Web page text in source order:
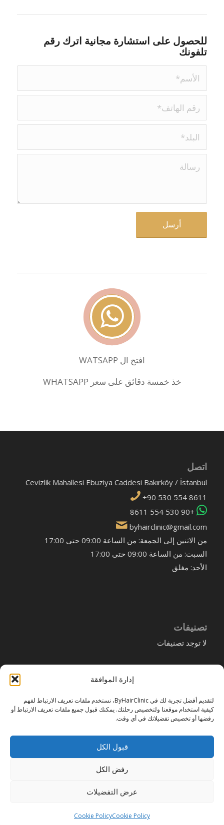
إدارة الموافقة
لتقديم أفضل تجربة لك في ByHairClinic، نستخدم ملفات تعريف الارتباط لفهم
كيفية استخدام موقعنا ولتخصيص رحلتك. يمكنك قبول جميع ملفات تعريف الارتباط أو
رفضها أو تخصيص تفضيلاتك في أي وقت.
قبول الكل
رفض الكل
عرض التفضيلات
Cookie Policy
Cookie Policy
للحصول على استشارة مجانية اترك رقم
تلفونك
افتح ال WATSAPP
خذ خمسة دقائق على سعر WHATSAPP
اتصل
Cevizlik Mahallesi Ebuziya Caddesi Bakırköy / İstanbul
+90 530 554 8611
+90 530 554 8611
byhairclinic@gmail.com
من الاثنين إلى الجمعة: من الساعة 09:00 حتى 17:00
السبت: من الساعة 09:00 حتى 17:00
الأحد: مغلق
تصنيفات
لا توجد تصنيفات
اختر
لغة